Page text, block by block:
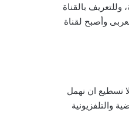
بالقناة
وأصبح لقناة
نسطيع ان نهمل
والتلفزيونية